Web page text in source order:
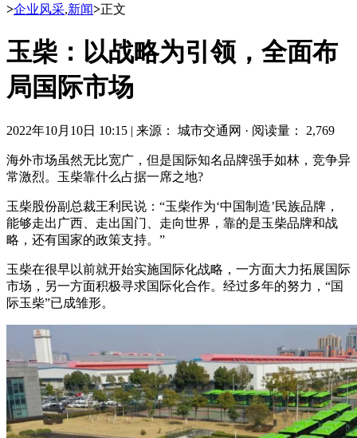
>企业风采,新闻>正文
玉柴：以战略为引领，全面布
局国际市场
2022年10月10日 10:15 | 来源： 城市交通网 · 阅读量： 2,769
海外市场虽然无比宽广，但是国际知名品牌强手如林，竞争异
常激烈。玉柴靠什么占据一席之地?
玉柴股份副总裁王利民说：“玉柴作为‘中国制造’民族品牌，
能够走出广西、走出国门、走向世界，靠的是玉柴品牌和战
略，还有国家的政策支持。”
玉柴在很早以前就开始实施国际化战略，一方面大力拓展国际
市场，另一方面积极寻求国际化合作。经过多年的努力，“国
际玉柴”已成雏形。